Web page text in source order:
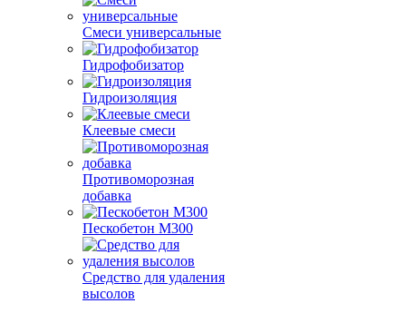
Смеси универсальные
Гидрофобизатор
Гидроизоляция
Клеевые смеси
Противоморозная
добавка
Пескобетон М300
Средство для удаления
высолов